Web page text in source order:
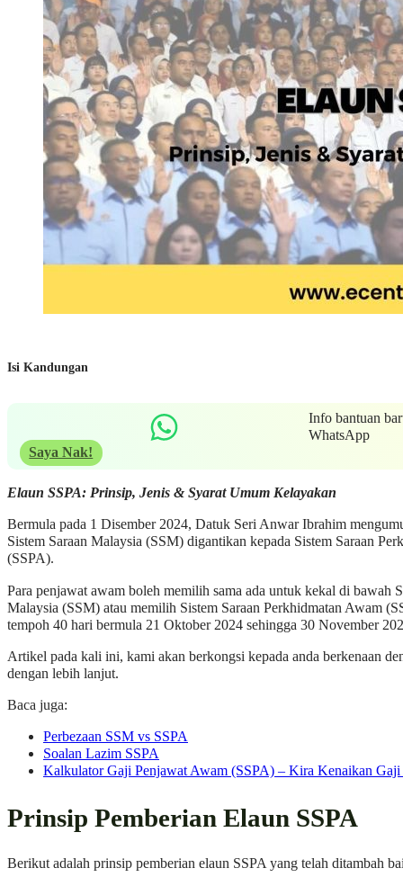
Isi Kandungan
Info bantuan
WhatsApp
Saya Nak!
Elaun SSPA: Prinsip, Jenis & Syarat Umum Kelayakan
Bermula pada 1 Disember 2024, Datuk Seri Anwar Ibrahim
Sistem Saraan Malaysia (SSM) digantikan kepada Sistem Saraan
(SSPA).
Para penjawat awam boleh memilih sama ada untuk kekal di bawah
Malaysia (SSM) atau memilih Sistem Saraan Perkhidmatan Awam
tempoh 40 hari bermula 21 Oktober 2024 sehingga 30 November
Artikel pada kali ini, kami akan berkongsi kepada anda berkenaan
dengan lebih lanjut.
Baca juga:
Perbezaan SSM vs SSPA
Soalan Lazim SSPA
Kalkulator Gaji Penjawat Awam (SSPA) – Kira Kenaikan Gaji
Prinsip Pemberian Elaun SSPA
Berikut adalah prinsip pemberian elaun SSPA yang telah ditambah